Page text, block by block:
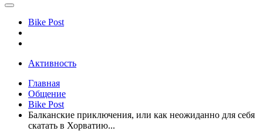
Bike Post
Активность
Главная
Общение
Bike Post
Балканские приключения, или как неожиданно для себя
скатать в Хорватию...